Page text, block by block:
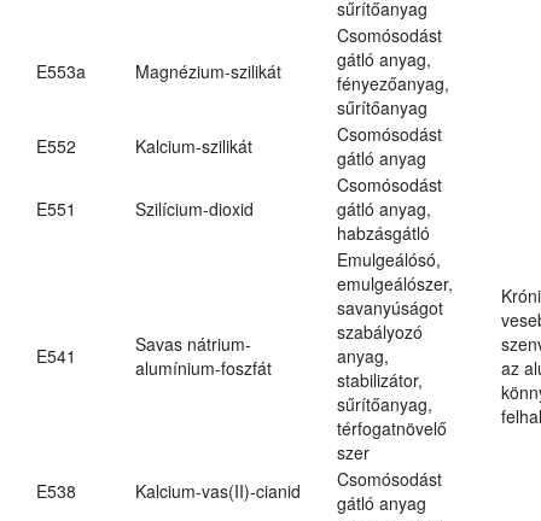
sűrítőanyag
E553a Magnézium-szilikát
Csomósodást
gátló anyag,
fényezőanyag,
sűrítőanyag
E552
Kalcium-szilikát
Csomósodást
gátló anyag
E551 Szilícium-dioxid
Csomósodást
gátló anyag,
habzásgátló
E541
Savas nátrium-
alumínium-foszfát
Emulgeálósó,
emulgeálószer,
savanyúságot
szabályozó
anyag,
stabilizátor,
sűrítőanyag,
térfogatnövelő
szer
az
E538 Kalcium-vas(II)-cianid
Csomósodást
gátló anyag